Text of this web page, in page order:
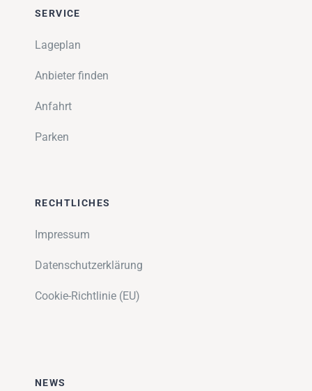
SERVICE
Lageplan
Anbieter finden
Anfahrt
Parken
RECHTLICHES
Impressum
Datenschutzerklärung
Cookie-Richtlinie (EU)
NEWS